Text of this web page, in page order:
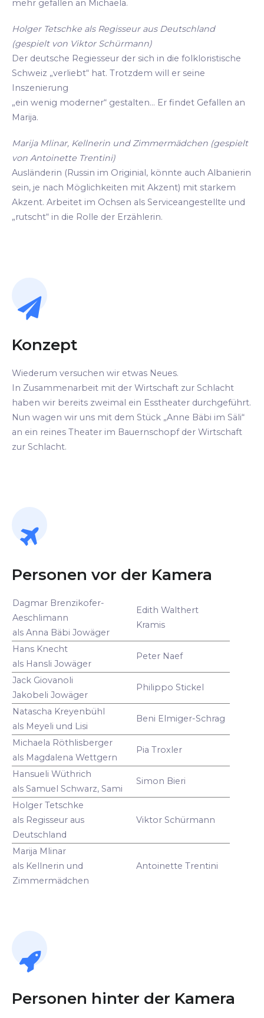
mehr gefallen an Michaela.
Holger Tetschke als Regisseur aus Deutschland
(gespielt von Viktor Schürmann)
Der deutsche Regiesseur der sich in die folkloristische
Schweiz „verliebt“ hat. Trotzdem will er seine
Inszenierung
„ein wenig moderner“ gestalten... Er findet Gefallen an
Marija.
Marija Mlinar, Kellnerin und Zimmermädchen (gespielt
von Antoinette Trentini)
Ausländerin (Russin im Originial, könnte auch Albanierin
sein, je nach Möglichkeiten mit Akzent) mit starkem
Akzent. Arbeitet im Ochsen als Serviceangestellte und
„rutscht“ in die Rolle der Erzählerin.
Konzept
Wiederum versuchen wir etwas Neues.
In Zusammenarbeit mit der Wirtschaft zur Schlacht
haben wir bereits zweimal ein Esstheater durchgeführt.
Nun wagen wir uns mit dem Stück „Anne Bäbi im Säli“
an ein reines Theater im Bauernschopf der Wirtschaft
zur Schlacht.
Personen vor der Kamera
Dagmar Brenzikofer-
Aeschlimann
als Anna Bäbi Jowäger
Edith Walthert
Kramis
Hans Knecht
als Hansli Jowäger
Peter Naef
Jack Giovanoli
Jakobeli Jowäger
Philippo Stickel
Natascha Kreyenbühl
als Meyeli und Lisi
Beni Elmiger-Schrag
Michaela Röthlisberger
als Magdalena Wettgern
Pia Troxler
Hansueli Wüthrich
als Samuel Schwarz, Sami
Simon Bieri
Holger Tetschke
als Regisseur aus
Deutschland
Viktor Schürmann
Marija Mlinar
als Kellnerin und
Zimmermädchen
Antoinette Trentini
Personen hinter der Kamera